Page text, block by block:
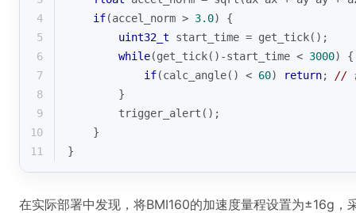
4
if(accel_norm > 3.0) {
5
uint32_t start_time = get_tick();
6
while(get_tick()-start_time < 3000) {
7
if(calc_angle() < 60) return; //
8
        }
9
        trigger_alert();
10
    }
11
}
在实际部署中发现，将BMI160的加速度量程设置为±16g